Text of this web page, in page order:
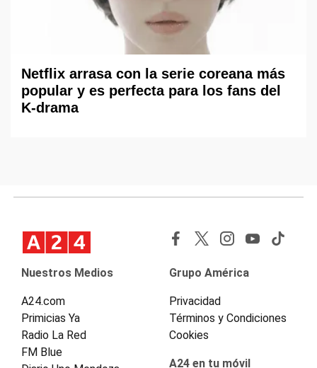
Netflix arrasa con la serie coreana más
popular y es perfecta para los fans del
K-drama
Nuestros Medios
A24.com
Primicias Ya
Radio La Red
FM Blue
Grupo América
Privacidad
Términos y Condiciones
Cookies
A24 en tu móvil